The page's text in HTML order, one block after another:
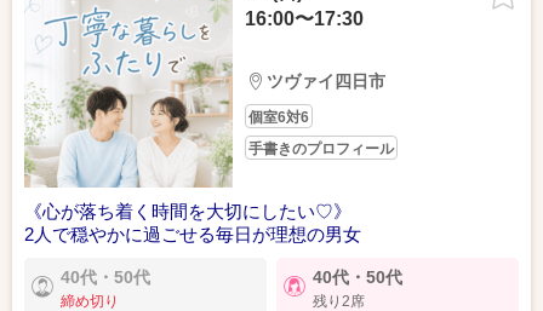
16:00〜17:30
ツヴァイ四日市
個室6対6
手書きのプロフィール
《心が落ち着く時間を大切にしたい♡》
2人で穏やかに過ごせる毎日が理想の男女
40代・50代
締め切り
40代・50代
残り2席